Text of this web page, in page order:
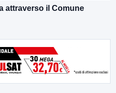
attraverso il Comune